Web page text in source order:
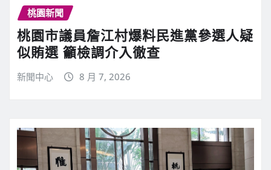
桃園新聞
桃園市議員詹江村爆料民進黨參選人疑
似賄選 籲檢調介入徹查
新聞中心 8 月 7, 2026